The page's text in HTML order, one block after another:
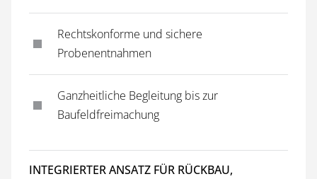
Rechtskonforme und sichere
Probenentnahmen
Ganzheitliche Begleitung bis zur
Baufeldfreimachung
INTEGRIERTER ANSATZ FÜR RÜCKBAU,